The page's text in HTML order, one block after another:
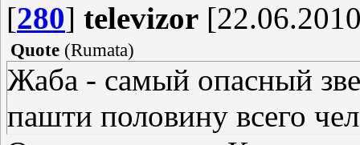
[280] televizor
Quote (Rumata)
Жаба - самый опасный
пашти половину всего